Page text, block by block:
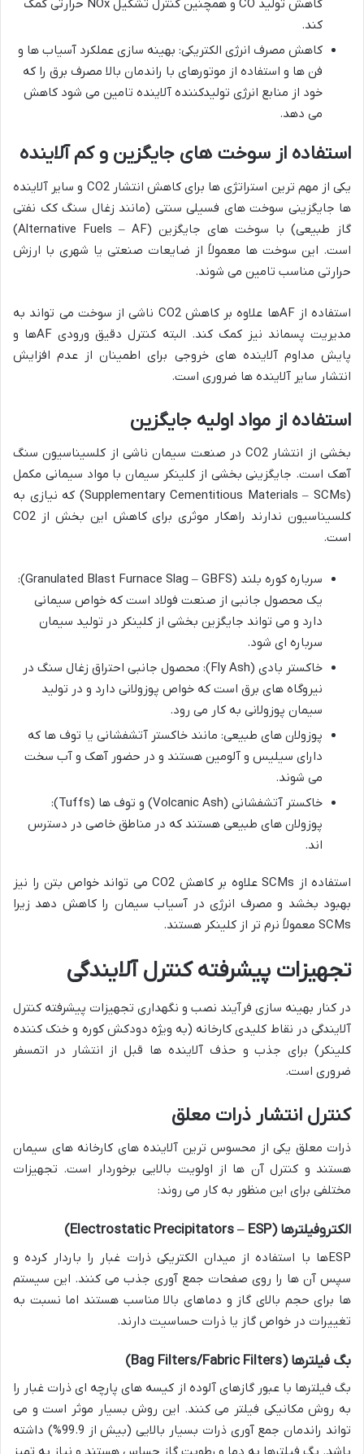
کاهش تولید CO و همچنین کنترل تشکیل NOx حرارتی کمک
کند.
کاهش مصرف انرژی الکتریکی: بهینه سازی عملکرد آسیاب ها و
فن ها و استفاده از موتورهای با راندمان بالا مصرف برق را که
خود از منابع انرژی تولیدکننده آلاینده تامین می شود کاهش
می دهد.
استفاده از سوخت های جایگزین و کم آلاینده
یکی از مهم ترین استراتژی ها برای کاهش انتشار CO2 و سایر آلاینده
ها جایگزینی سوخت های فسیلی سنتی (مانند زغال سنگ کک نفتی
گاز طبیعی) با سوخت های جایگزین (Alternative Fuels – AF)
است. این سوخت ها معمولاً از ضایعات صنعتی یا شهری با ارزش
حرارتی مناسب تامین می شوند.
استفاده از AFها علاوه بر کاهش CO2 ناشی از سوخت می تواند به
مدیریت پسماند نیز کمک کند. البته کنترل دقیق ورودی AFها و
پایش مداوم آلاینده های خروجی برای اطمینان از عدم افزایش
انتشار سایر آلاینده ها ضروری است.
استفاده از مواد اولیه جایگزین
بخشی از انتشار CO2 در صنعت سیمان ناشی از کلسیناسیون سنگ
آهک است. جایگزینی بخشی از کلینکر سیمان با مواد سیمانی مکمل
(Supplementary Cementitious Materials – SCMs) که نیازی به
کلسیناسیون ندارند راهکار موثری برای کاهش این بخش از CO2
است.
سرباره کوره بلند (Granulated Blast Furnace Slag – GBFS):
یک محصول جانبی از صنعت فولاد است که خواص سیمانی
دارد و می تواند جایگزین بخشی از کلینکر در تولید سیمان
سرباره ای شود.
خاکستر بادی (Fly Ash): محصول جانبی احتراق زغال سنگ در
نیروگاه های برق است که خواص پوزولانی دارد و در تولید
سیمان پوزولانی به کار می رود.
پوزولان های طبیعی: مانند خاکستر آتشفشانی یا توف ها که
دارای سیلیس و آلومین هستند و در حضور آهک و آب سخت
می شوند.
خاکستر آتشفشانی (Volcanic Ash) و توف ها (Tuffs):
پوزولان های طبیعی هستند که در مناطق خاصی در دسترس
اند.
استفاده از SCMs علاوه بر کاهش CO2 می تواند خواص بتن را نیز
بهبود بخشد و مصرف انرژی در آسیاب سیمان را کاهش دهد زیرا
SCMs معمولاً نرم تر از کلینکر هستند.
تجهیزات پیشرفته کنترل آلایندگی
در کنار بهینه سازی فرآیند نصب و نگهداری تجهیزات پیشرفته کنترل
آلایندگی در نقاط کلیدی کارخانه (به ویژه دودکش کوره و خنک کننده
کلینکر) برای جذب و حذف آلاینده ها قبل از انتشار در اتمسفر
ضروری است.
کنترل انتشار ذرات معلق
ذرات معلق یکی از محسوس ترین آلاینده های کارخانه های سیمان
هستند و کنترل آن ها از اولویت بالایی برخوردار است. تجهیزات
مختلفی برای این منظور به کار می روند:
الکتروفیلترها(Electrostatic Precipitators – ESP)
ESPها با استفاده از میدان الکتریکی ذرات غبار را باردار کرده و
سپس آن ها را روی صفحات جمع آوری جذب می کنند. این سیستم
ها برای حجم بالای گاز و دماهای بالا مناسب هستند اما نسبت به
تغییرات در خواص گاز یا ذرات حساسیت دارند.
بگ فیلترها(Bag Filters/Fabric Filters)
بگ فیلترها با عبور گازهای آلوده از کیسه های پارچه ای ذرات غبار را
به روش مکانیکی فیلتر می کنند. این روش بسیار موثر است و می
تواند راندمان جمع آوری ذرات بسیار بالایی (بیش از 99.9%) داشته